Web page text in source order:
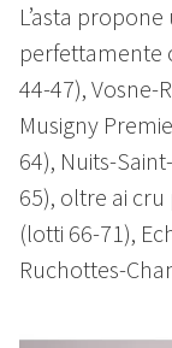
L’asta
perfettamente
44-47), Vosne-
Musigny
64), Nuits-
65), oltre ai cru
(lotti 66-71),
Ruchottes-